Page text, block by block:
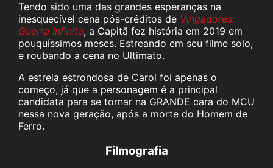
Tendo sido uma das grandes esperanças na
inesquecível cena pós-créditos de Vingadores:
Guerra Infinita, a Capitã fez história em 2019 em
pouquíssimos meses. Estreando em seu filme solo,
e roubando a cena no Ultimato.
A estreia estrondosa de Carol foi apenas o
começo, já que a personagem é a principal
candidata para se tornar na GRANDE cara do MCU
nessa nova geração, após a morte do Homem de
Ferro.
Filmografia